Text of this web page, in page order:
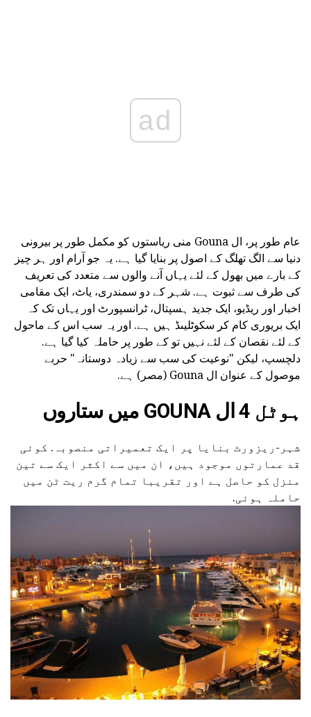
ad
عام طور پر، ال Gouna منی ریاستوں کو مکمل طور پر بیرونی
دنیا سے الگ تھلگ کے اصول پر بنایا گیا ہے. یہ جو آرام اور ہر چیز
کے بارے میں بھول کے لئے یہاں آنے والوں سے متعدد کی تعریف
کی طرف سے ثبوت ہے. شہر کے دو سمندری، یاٹ، ایک مقامی
اخبار اور ریڈیو، ایک جدید ہسپتال، ٹرانسپورٹ اور یہاں تک کہ
ایک بریوری کام کر سکوٹلیںڈ ہیں ہے. اور یہ سب اس کے ماحول
کے لئے نقصان کے لئے نہیں تو کے طور پر حاملہ کیا گیا ہے.
دلچسپ، لیکن "نوعیت کی سب سے زیادہ دوستانہ" حربے
موصول کے عنوان ال Gouna (مصر) ہے.
ہوٹل 4 ال GOUNA میں ستاروں
شہر-ریزورٹ بنایا پر ایک تعمیراتی منصوبہ. کوئی
قد عمارتوں موجود ہیں، ان میں سے اکثر ایک سے تین
منزل کو حاصل ہے اور تقریبا تمام گرم ریت ٹن میں
حاملہ ہوئی.